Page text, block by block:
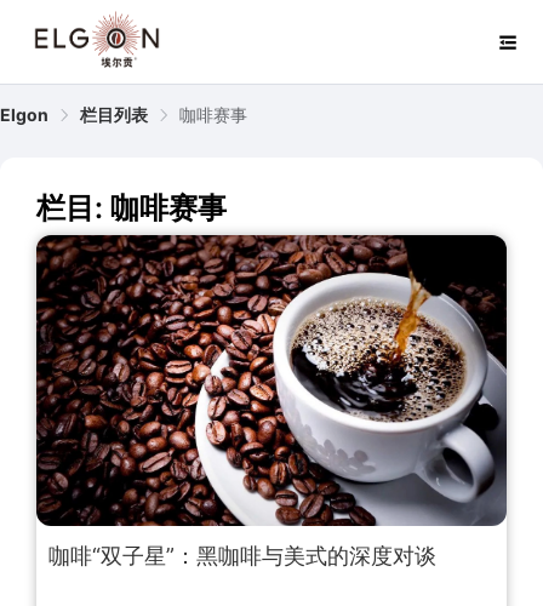
Elgon 栏目列表 咖啡赛事
栏目: 咖啡赛事
咖啡“双子星”：黑咖啡与美式的深度对谈